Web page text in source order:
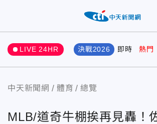
LIVE 24HR 決戰2026 即時 熱門
中天新聞網 體育 總覽
MLB/道奇牛棚挨再見轟！